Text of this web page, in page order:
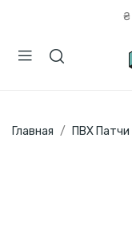
₴
Главная ПВХ Патчи